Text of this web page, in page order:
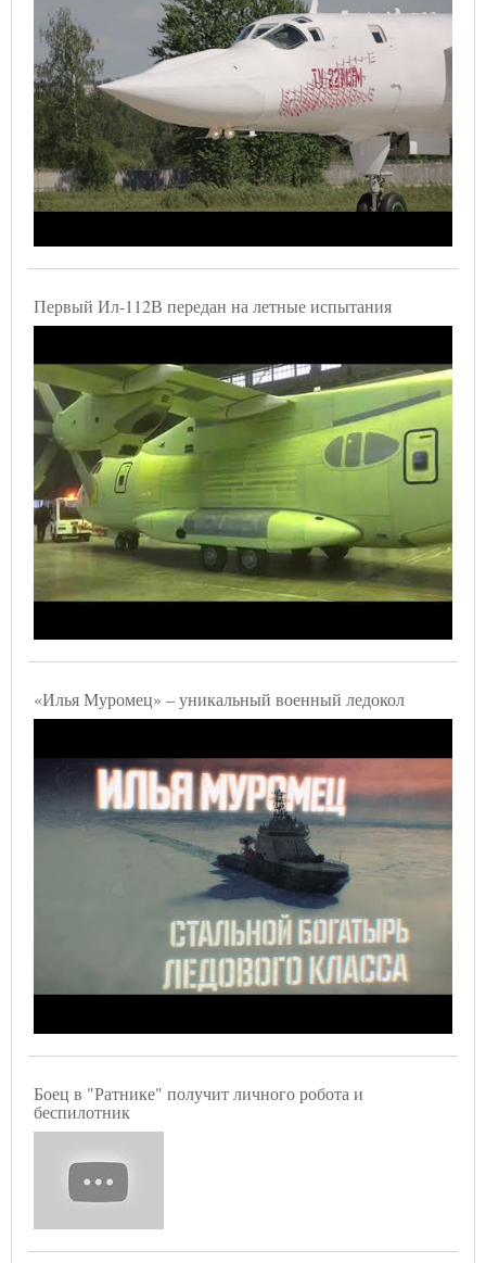
Первый Ил-112В передан на летные испытания
«Илья Муромец» – уникальный военный ледокол
Боец в "Ратнике" получит личного робота и
беспилотник